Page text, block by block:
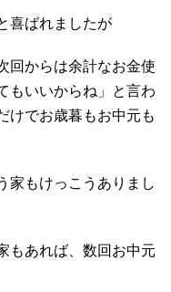
喜ばれましたが
回からは余計なお金使
もいいからね」と言わ
けでお歳暮もお中元も
家もけっこうありまし
もあれば、数回お中元